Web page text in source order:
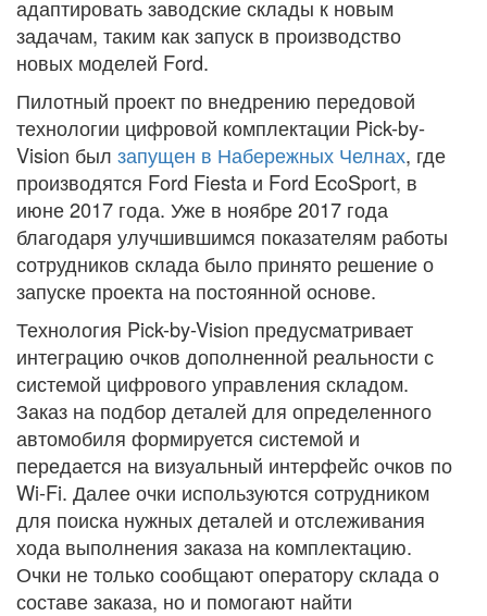
адаптировать заводские склады к новым
задачам, таким как запуск в производство
новых моделей Ford.
Пилотный проект по внедрению передовой
технологии цифровой комплектации Pick-by-
Vision был запущен в Набережных Челнах, где
производятся Ford Fiesta и Ford EcoSport, в
июне 2017 года. Уже в ноябре 2017 года
благодаря улучшившимся показателям работы
сотрудников склада было принято решение о
запуске проекта на постоянной основе.
Технология Pick-by-Vision предусматривает
интеграцию очков дополненной реальности с
системой цифрового управления складом.
Заказ на подбор деталей для определенного
автомобиля формируется системой и
передается на визуальный интерфейс очков по
Wi-Fi. Далее очки используются сотрудником
для поиска нужных деталей и отслеживания
хода выполнения заказа на комплектацию.
Очки не только сообщают оператору склада о
составе заказа, но и помогают найти